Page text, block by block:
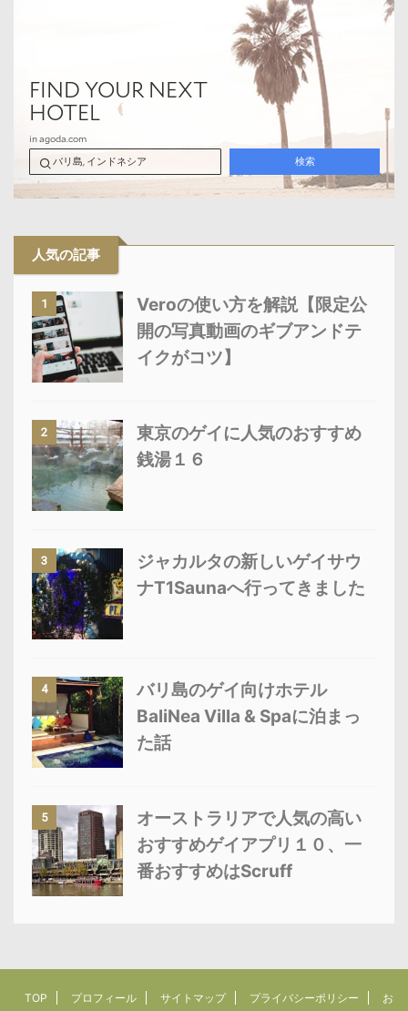
人気の記事
1
Veroの使い方を解説【限定公
開の写真動画のギブアンドテ
イクがコツ】
2
東京のゲイに人気のおすすめ
銭湯１６
3
ジャカルタの新しいゲイサウ
ナT1Saunaへ行ってきました
4
バリ島のゲイ向けホテル
BaliNea Villa & Spaに泊まっ
た話
5
オーストラリアで人気の高い
おすすめゲイアプリ１０、一
番おすすめはScruff
TOP プロフィール サイトマップ プライバシーポリシー
お